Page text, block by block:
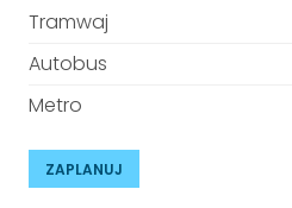
Tramwaj
Autobus
Metro
ZAPLANUJ